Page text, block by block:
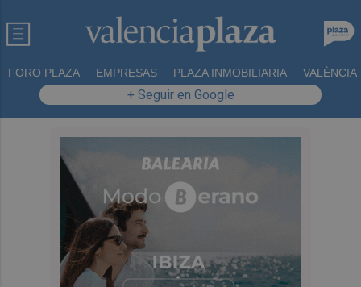
FORO PLAZA EMPRESAS PLAZA INMOBILIARIA VALÈNCIA
+ Seguir en Google